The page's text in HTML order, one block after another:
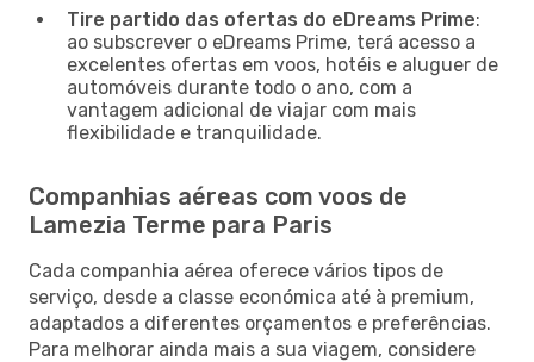
Tire partido das ofertas do eDreams Prime:
ao subscrever o eDreams Prime, terá acesso a
excelentes ofertas em voos, hotéis e aluguer de
automóveis durante todo o ano, com a
vantagem adicional de viajar com mais
flexibilidade e tranquilidade.
Companhias aéreas com voos de
Lamezia Terme para Paris
Cada companhia aérea oferece vários tipos de
serviço, desde a classe económica até à premium,
adaptados a diferentes orçamentos e preferências.
Para melhorar ainda mais a sua viagem, considere